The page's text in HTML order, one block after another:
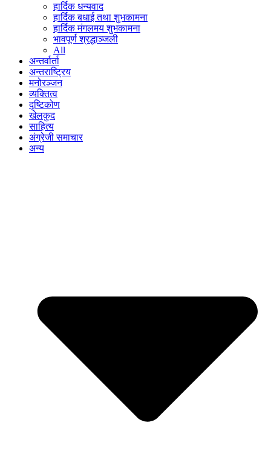
हार्दिक धन्यवाद
हार्दिक बधाई तथा शुभकामना
हार्दिक मंगलमय शुभकामना
भावपूर्ण श्रद्धाञ्जली
All
अन्तर्वार्ता
अन्तराष्ट्रिय
मनोरञ्जन
व्यक्तित्व
दृष्टिकोण
खेलकुद
साहित्य
अंग्रेजी समाचार
अन्य